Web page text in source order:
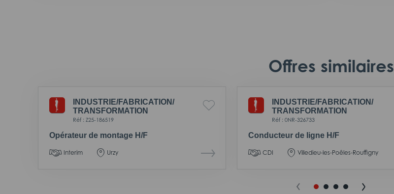
Offres similaires
INDUSTRIE/FABRICATION/
TRANSFORMATION
Réf : Z25-186519
Opérateur de montage H/F
Interim Urzy
INDUSTRIE/FABRICATION/
TRANSFORMATION
Réf : 0NR-326733
Conducteur de ligne H/F
CDI Villedieu-les-Poêles-Rouffigny